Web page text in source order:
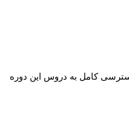
کامل به دروس این دوره